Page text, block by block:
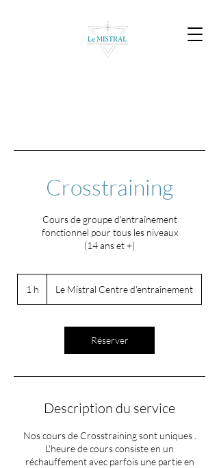
Crosstraining
Cours de groupe d'entraînement
fonctionnel pour tous les niveaux
(14 ans et +)
1 h Le Mistral Centre d'entraînement
Réserver
Description du service
Nos cours de Crosstraining sont uniques .
L'heure de cours consiste en un
réchauffement avec parfois une partie en